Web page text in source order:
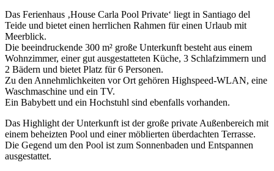
Das Ferienhaus ‚House Carla Pool Private‘ liegt in Santiago del
Teide und bietet einen herrlichen Rahmen für einen Urlaub mit
Meerblick.
Die beeindruckende 300 m² große Unterkunft besteht aus einem
Wohnzimmer, einer gut ausgestatteten Küche, 3 Schlafzimmern und
2 Bädern und bietet Platz für 6 Personen.
Zu den Annehmlichkeiten vor Ort gehören Highspeed-WLAN, eine
Waschmaschine und ein TV.
Ein Babybett und ein Hochstuhl sind ebenfalls vorhanden.
Das Highlight der Unterkunft ist der große private Außenbereich mit
einem beheizten Pool und einer möblierten überdachten Terrasse.
Die Gegend um den Pool ist zum Sonnenbaden und Entspannen
ausgestattet.